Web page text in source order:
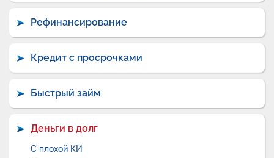
Рефинансирование
Кредит с просрочками
Быстрый займ
Деньги в долг
С плохой КИ